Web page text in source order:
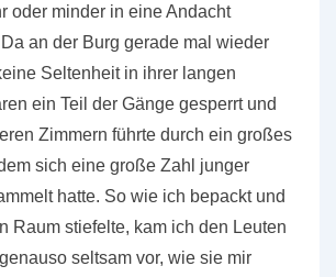
oder minder in eine Andacht
an der Burg gerade mal wieder
Seltenheit in ihrer langen
ein Teil der Gänge gesperrt und
Zimmern führte durch ein großes
sich eine große Zahl junger
hatte. So wie ich bepackt und
Raum stiefelte, kam ich den Leuten
seltsam vor, wie sie mir